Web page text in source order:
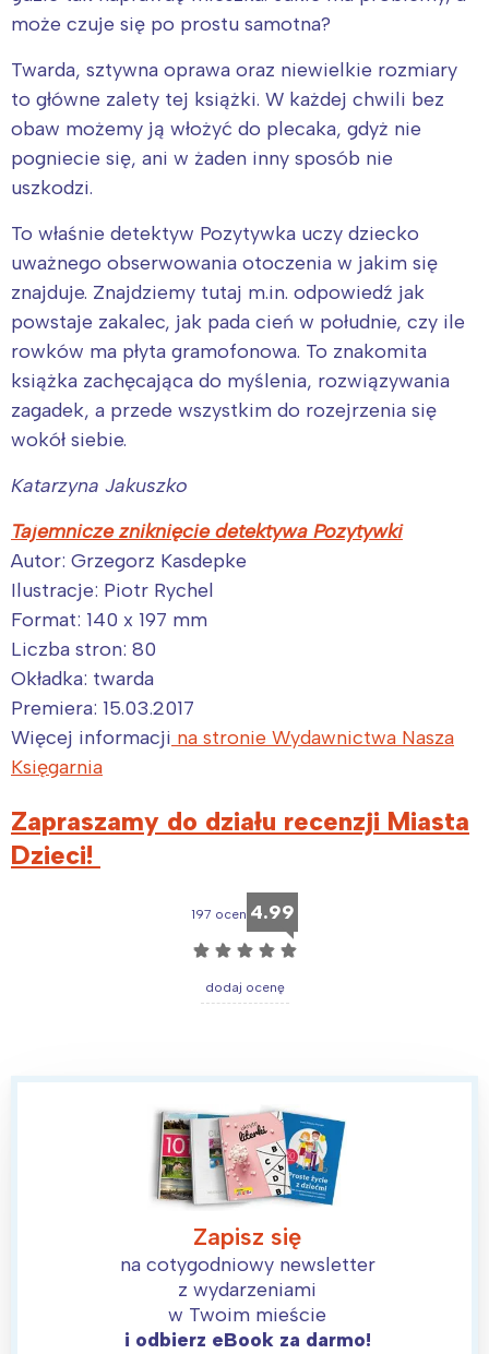
może czuje się po prostu samotna?
Twarda, sztywna oprawa oraz niewielkie rozmiary
to główne zalety tej książki. W każdej chwili bez
obaw możemy ją włożyć do plecaka, gdyż nie
pogniecie się, ani w żaden inny sposób nie
uszkodzi.
To właśnie detektyw Pozytywka uczy dziecko
uważnego obserwowania otoczenia w jakim się
znajduje. Znajdziemy tutaj m.in. odpowiedź jak
powstaje zakalec, jak pada cień w południe, czy ile
rowków ma płyta gramofonowa. To znakomita
książka zachęcająca do myślenia, rozwiązywania
zagadek, a przede wszystkim do rozejrzenia się
wokół siebie.
Katarzyna Jakuszko
Tajemnicze zniknięcie detektywa Pozytywki
Autor: Grzegorz Kasdepke
Ilustracje: Piotr Rychel
Format: 140 x 197 mm
Liczba stron: 80
Okładka: twarda
Premiera: 15.03.2017
Więcej informacji na stronie Wydawnictwa Nasza
Księgarnia
Zapraszamy do działu recenzji Miasta
Dzieci!
197 ocen 4.99
☆ ☆ ☆ ☆ ☆
dodaj ocenę
Zapisz się
na cotygodniowy newsletter
z wydarzeniami
w Twoim mieście
i odbierz eBook za darmo!
Interesują mnie wydarzenia z
tego regionu:
Warszawa
Łódź
Trójmiasto
Poznań
Wrocław
Śląsk
Kraków
Południe
Wybieram